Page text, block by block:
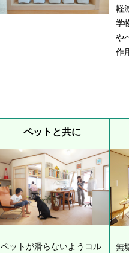
軽
学
や
作
ペットと共に
ペットが滑らないようコル
無